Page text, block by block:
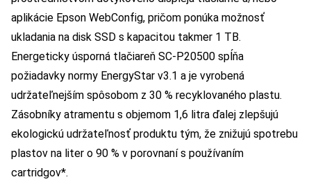
aplikácie Epson WebConfig, pričom ponúka možnosť
ukladania na disk SSD s kapacitou takmer 1 TB.
Energeticky úsporná tlačiareň SC-P20500 spĺňa
požiadavky normy EnergyStar v3.1 a je vyrobená
udržateľnejším spôsobom z 30 % recyklovaného plastu.
Zásobníky atramentu s objemom 1,6 litra ďalej zlepšujú
ekologickú udržateľnosť produktu tým, že znižujú spotrebu
plastov na liter o 90 % v porovnaní s používaním
cartridgov*.